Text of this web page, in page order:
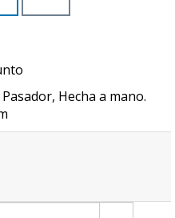
Hecha a mano.